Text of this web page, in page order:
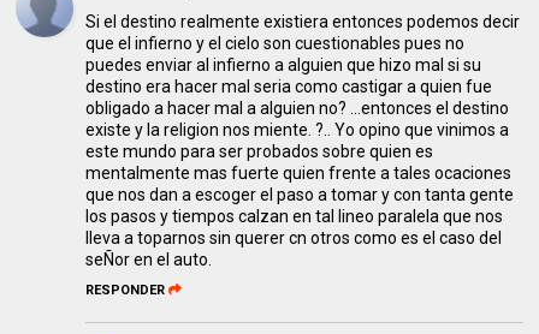
Si el destino realmente existiera entonces podemos decir
que el infierno y el cielo son cuestionables pues no
puedes enviar al infierno a alguien que hizo mal si su
destino era hacer mal seria como castigar a quien fue
obligado a hacer mal a alguien no? ...entonces el destino
existe y la religion nos miente. ?.. Yo opino que vinimos a
este mundo para ser probados sobre quien es
mentalmente mas fuerte quien frente a tales ocaciones
que nos dan a escoger el paso a tomar y con tanta gente
los pasos y tiempos calzan en tal lineo paralela que nos
lleva a toparnos sin querer cn otros como es el caso del
seÑor en el auto.
RESPONDER